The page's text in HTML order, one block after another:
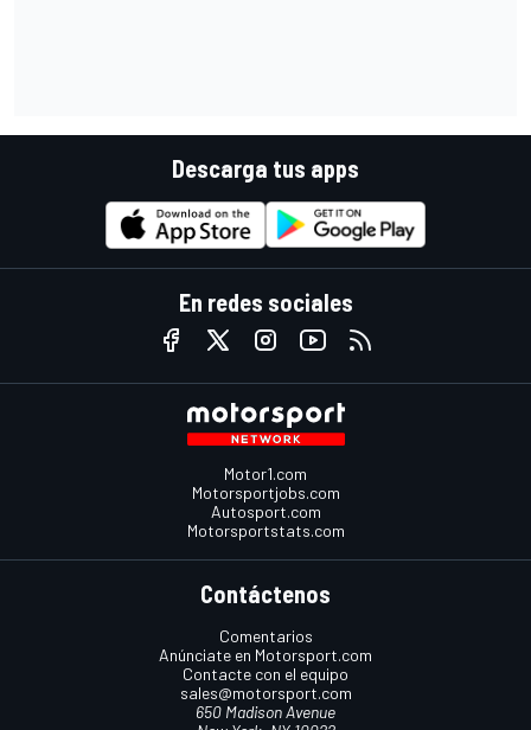
Descarga tus apps
En redes sociales
Motor1.com
Motorsportjobs.com
Autosport.com
Motorsportstats.com
Contáctenos
Comentarios
Anúnciate en Motorsport.com
Contacte con el equipo
sales@motorsport.com
650 Madison Avenue